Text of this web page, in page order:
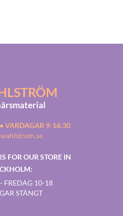
VARDAGAR 9-16:30
FOR OUR STORE IN
FREDAG 10-18
STÄNGT